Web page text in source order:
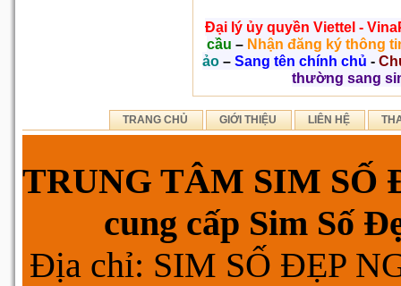
Đại lý ủy quyền Viettel -
cầu – Nhận đăng ký thông
ảo – Sang tên chính chủ -
thường sang
TRANG CHỦ GIỚI THIỆU LIÊN HỆ
TRUNG TÂM SIM SỐ
cung cấp Sim Số
Địa chỉ: SIM SỐ ĐẸP